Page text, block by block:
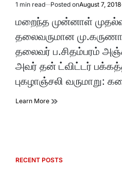
Estimated
time
1 min read Posted onAugust 7, 2018
மறைந்த முன்னாள்
தலைவருமான
தலைவர் ப.சிதம்பரம்
அவர் தன் ட்விட்டர்
புகழாஞ்சலி வருமாறு:
Learn More
RECENT POSTS